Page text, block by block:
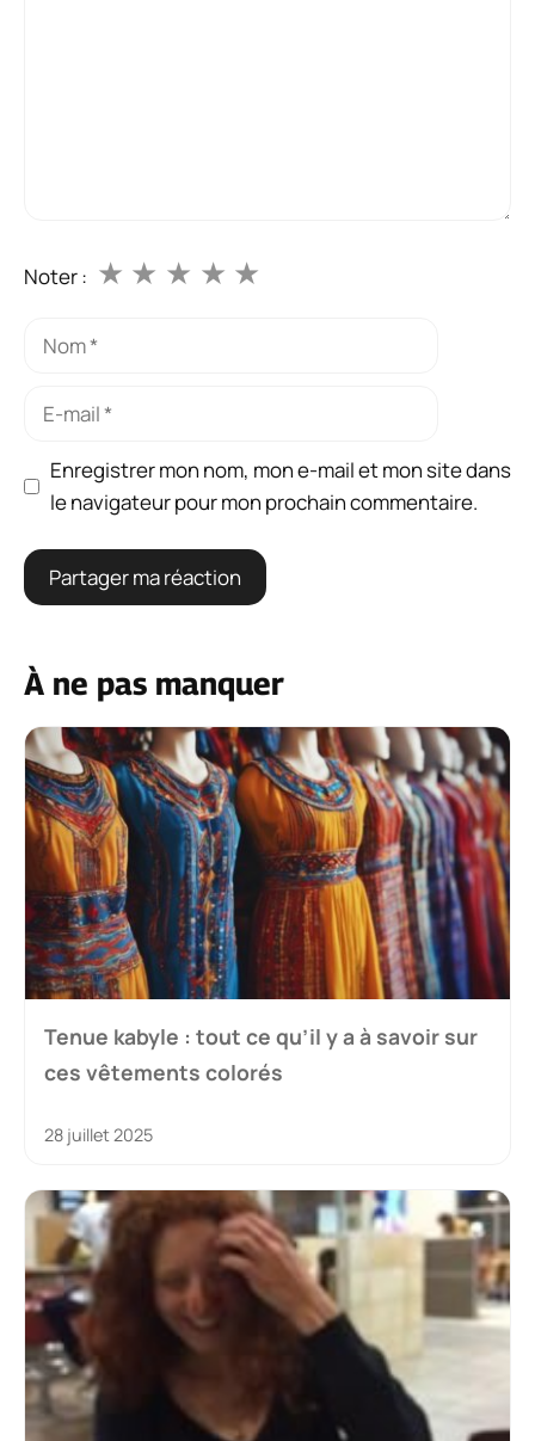
Noter : ★
★
★
★
★
Nom
Enregistrer mon nom, mon e-mail et mon site dans
le navigateur pour mon prochain commentaire.
À ne pas manquer
Tenue kabyle : tout ce qu’il y a à savoir sur
ces vêtements colorés
28 juillet 2025